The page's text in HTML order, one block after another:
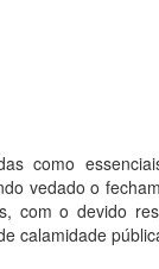
como
vedado o
com o devido
calamidade